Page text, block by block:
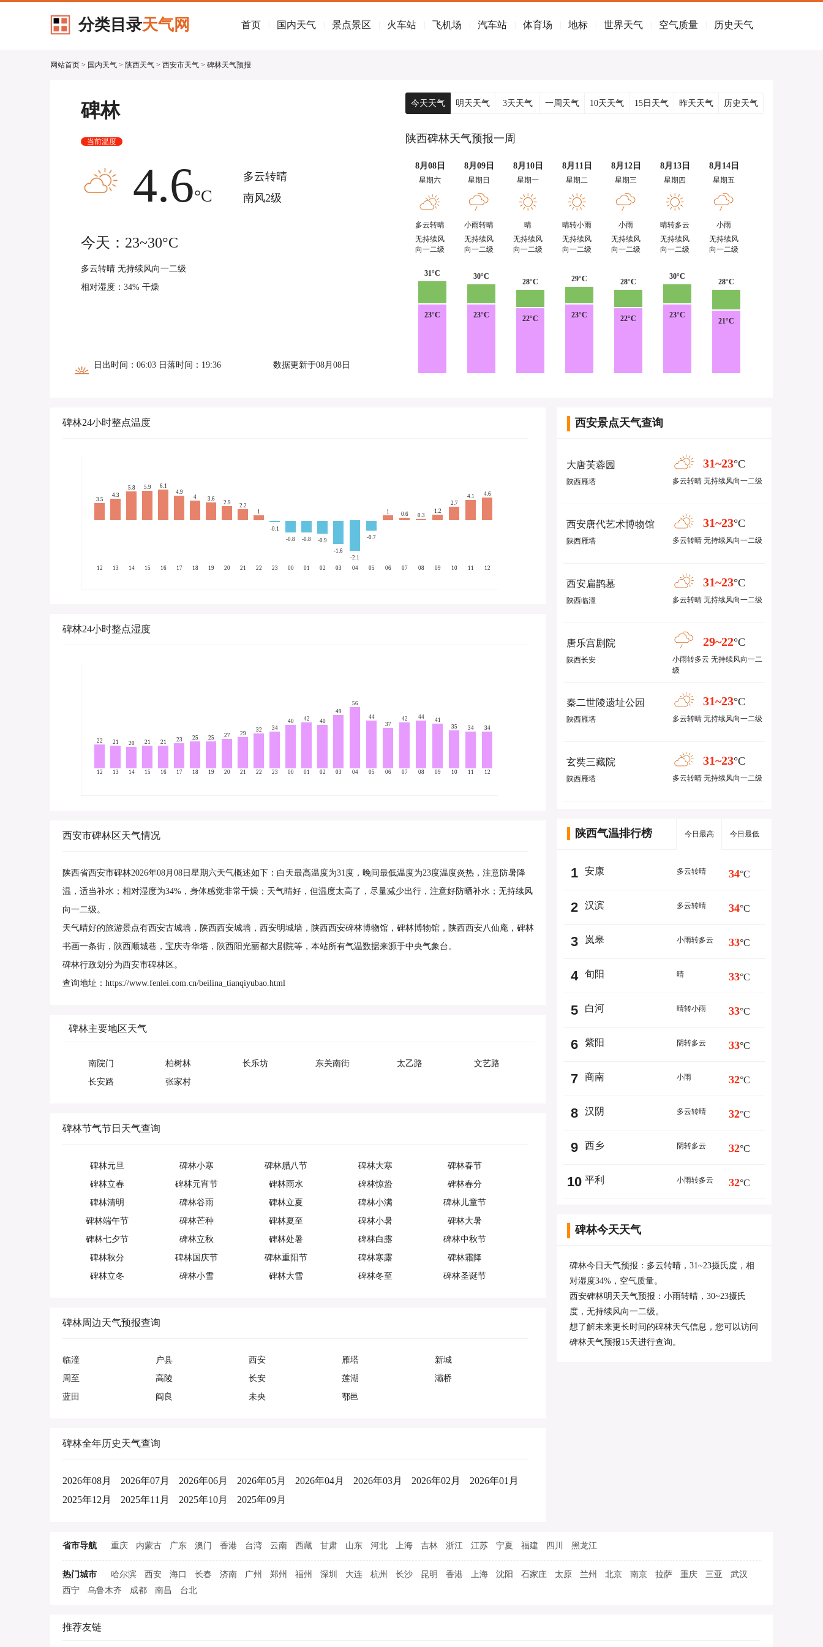
分类目录天气网 首页 国内天气 景点景区 火车站 飞机场 汽车站 体育场 地标 世界天气 空气质量 历史天气
网站首页 > 国内天气 > 陕西天气 > 西安市天气 > 碑林天气预报
碑林
当前温度
4.6°C
多云转晴
南风2级
今天：23~30°C
多云转晴 无持续风向一二级
相对湿度：34% 干燥
日出时间：06:03 日落时间：19:36 数据更新于08月08日
今天天气 明天天气 3天天气 一周天气 10天天气 15日天气 昨天天气 历史天气
陕西碑林天气预报一周
8月08日 8月09日 8月10日 8月11日 8月12日 8月13日 8月14日
星期六 星期日 星期一 星期二 星期三 星期四 星期五
多云转晴 小雨转晴 晴 晴转小雨 小雨 晴转多云
小雨
无持续风
向一二级
无持续风
向一二级
无持续风
向一二级
无持续风
向一二级
无持续风
向一二级
无持续风
向一二级
无持续风
向一二级
31°C
23°C
30°C
23°C
28°C
22°C
29°C
23°C
28°C
22°C
30°C
23°C
28°C
21°C
碑林24小时整点温度
3.5
12
4.3
13
5.8
14
5.9
15
6.1
16
4.9
17
4
18
3.6
19
2.9
20
2.2
21
1
22
-0.1
23
-0.8
00
-0.8
01
-0.9
02
-1.6
03
-2.1
04
-0.7
05
1
06
0.6
07
0.3
08
1.2
09
2.7
10
4.1
11
4.6
12
碑林24小时整点湿度
22
12
21
13
20
14
21
15
21
16
23
17
25
18
25
19
27
20
29
21
32
22
34
23
40
00
42
01
40
02
49
03
56
04
44
05
37
06
42
07
44
08
41
09
35
10
34
11
34
12
西安市碑林区天气情况
陕西省西安市碑林2026年08月08日星期六天气概述如下：白天最高温度为31度，晚间最低温度为23度温度炎热，注意防暑降
温，适当补水；相对湿度为34%，身体感觉非常干燥；天气晴好，但温度太高了，尽量减少出行，注意好防晒补水；无持续风
向一二级。
天气晴好的旅游景点有西安古城墙，陕西西安城墙，西安明城墙，陕西西安碑林博物馆，碑林博物馆，陕西西安八仙庵，碑林
书画一条街，陕西顺城巷，宝庆寺华塔，陕西阳光丽都大剧院等，本站所有气温数据来源于中央气象台。
碑林行政划分为西安市碑林区。
查询地址：https://www.fenlei.com.cn/beilina_tianqiyubao.html
碑林主要地区天气
南院门 柏树林 长乐坊 东关南街 太乙路
文艺路
长安路
张家村
碑林节气节日天气查询
碑林元旦 碑林小寒 碑林腊八节 碑林大寒
碑林春节
碑林立春
碑林元宵节 碑林雨水 碑林惊蛰
碑林春分
碑林清明
碑林谷雨 碑林立夏 碑林小满
碑林儿童节
碑林端午节
碑林芒种 碑林夏至 碑林小暑
碑林大暑
碑林七夕节
碑林立秋 碑林处暑 碑林白露
碑林中秋节
碑林秋分
碑林国庆节 碑林重阳节 碑林寒露
碑林霜降
碑林立冬
碑林小雪 碑林大雪 碑林冬至 碑林圣诞节
碑林周边天气预报查询
临潼 户县 西安 雁塔
新城
周至
高陵 长安 莲湖
灞桥
蓝田
阎良 未央 鄠邑
碑林全年历史天气查询
2026年08月 2026年07月 2026年06月 2026年05月 2026年04月 2026年03月 2026年02月
2026年01月
2025年12月
2025年11月 2025年10月 2025年09月
西安景点天气查询
大唐芙蓉园
陕西雁塔
31~23°C
多云转晴 无持续风向一二级
西安唐代艺术博物馆
陕西雁塔
31~23°C
多云转晴 无持续风向一二级
西安扁鹊墓
陕西临潼
31~23°C
多云转晴 无持续风向一二级
唐乐宫剧院
陕西长安
29~22°C
小雨转多云 无持续风向一二
级
秦二世陵遗址公园
陕西雁塔
31~23°C
多云转晴 无持续风向一二级
玄奘三藏院
陕西雁塔
31~23°C
多云转晴 无持续风向一二级
陕西气温排行榜 今日最高 今日最低
1 安康 多云转晴 34°C
2 汉滨 多云转晴 34°C
3 岚皋 小雨转多云 33°C
4 旬阳 晴 33°C
5 白河 晴转小雨 33°C
6 紫阳 阴转多云 33°C
7 商南 小雨 32°C
8 汉阴 多云转晴 32°C
9 西乡 阴转多云 32°C
10 平利 小雨转多云 32°C
碑林今天天气
碑林今日天气预报：多云转晴，31~23摄氏度，相
对湿度34%，空气质量。
西安碑林明天天气预报：小雨转晴，30~23摄氏
度，无持续风向一二级。
想了解未来更长时间的碑林天气信息，您可以访问
碑林天气预报15天进行查询。
省市导航 重庆 内蒙古 广东 澳门 香港 台湾 云南 西藏 甘肃 山东 河北 上海 吉林 浙江 江苏 宁夏 福建 四川 黑龙江
热门城市 哈尔滨 西安 海口 长春 济南 广州 郑州 福州 深圳 大连 杭州 长沙 昆明 香港 上海 沈阳 石家庄 太原 兰州 北京 南京 拉萨 重庆 三亚
武汉
西宁
乌鲁木齐 成都 南昌 台北
推荐友链